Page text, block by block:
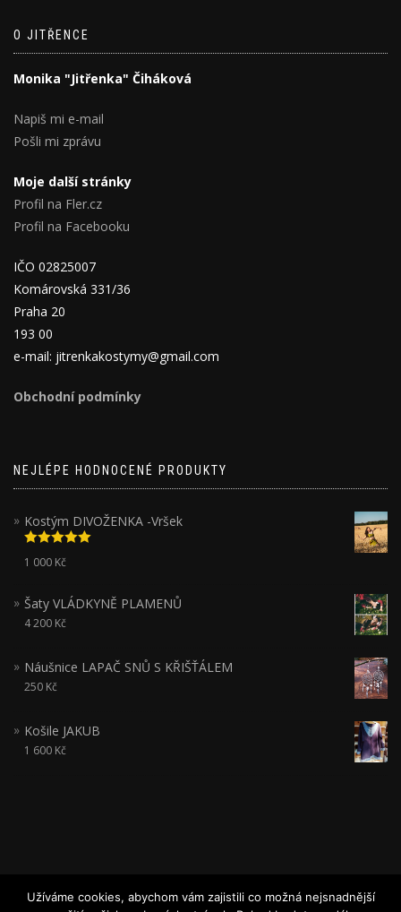
O JITŘENCE
Monika "Jitřenka" Čiháková
Napiš mi e-mail
Pošli mi zprávu
Moje další stránky
Profil na Fler.cz
Profil na Facebooku
IČO 02825007
Komárovská 331/36
Praha 20
193 00
e-mail: jitrenkakostymy@gmail.com
Obchodní podmínky
NEJLÉPE HODNOCENÉ PRODUKTY
Kostým DIVOŽENKA -Vršek
Hodnocení
5.00z 5
1 000 Kč
Šaty VLÁDKYNĚ PLAMENŮ
4 200 Kč
Náušnice LAPAČ SNŮ S KŘIŠŤÁLEM
250 Kč
Košile JAKUB
1 600 Kč
Užíváme cookies, abychom vám zajistili co možná nejsnadnější